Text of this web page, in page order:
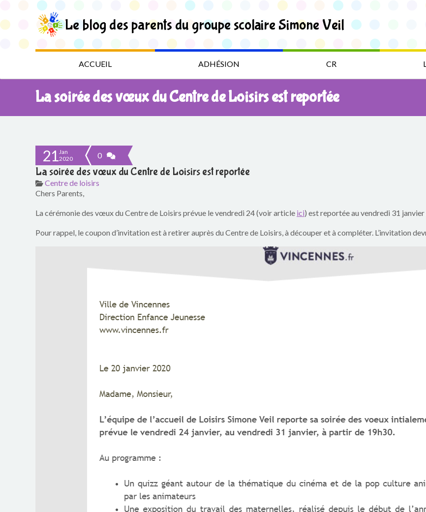
i
p
e
t
L
b
g
d
e
s
p
Le blog des parents du groupe scolaire Simone Veil
ACCUEIL ADHÉSION CR
La soirée des vœux du Centre de Loisirs est reportée
21 Jan
2020
0
La soirée des vœux du Centre de Loisirs est reportée
Centre de loisirs
Chers Parents,
La cérémonie des vœux du Centre de Loisirs prévue le vendredi 24 (voir article ici) est reportée au vendredi 31
Pour rappel, le coupon d’invitation est à retirer auprès du Centre de Loisirs, à découper et à compléter. L’invitation